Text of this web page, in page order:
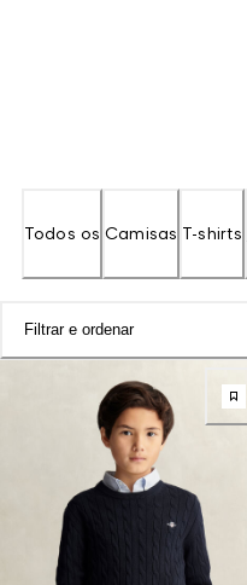
Todos os Camisas T-shirts
Filtrar e ordenar